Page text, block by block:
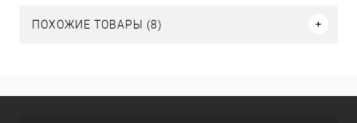
ПОХОЖИЕ ТОВАРЫ (8)